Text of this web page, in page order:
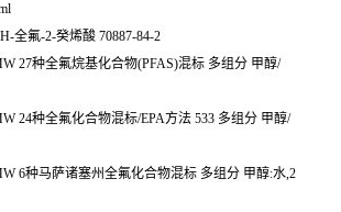
全氟-2-癸烯酸 70887-84-2
27种全氟烷基化合物(PFAS)混标 多组分 甲醇/
24种全氟化合物混标/EPA方法 533 多组分 甲醇/
6种马萨诸塞州全氟化合物混标 多组分 甲醇:水,2